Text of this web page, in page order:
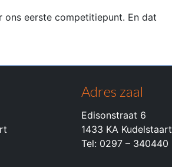
eerste competitiepunt. En dat
Adres zaal
Edisonstraat 6
1433 KA Kudelstaart
Tel: 0297 – 340440